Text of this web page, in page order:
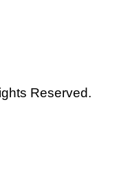
Reserved.